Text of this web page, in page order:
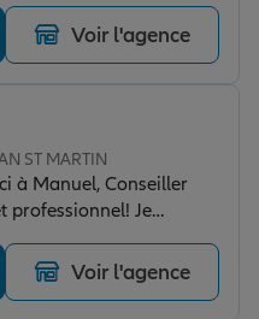
Voir l'agence
ST MARTIN
à Manuel, Conseiller
professionnel! Je
Voir l'agence